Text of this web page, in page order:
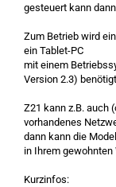
gesteuert kann
Zum Betrieb wird
ein Tablet-PC
mit einem
Version 2.3)
Z21 kann z.B. auch
vorhandenes
dann kann die
in Ihrem
Kurzinfos: